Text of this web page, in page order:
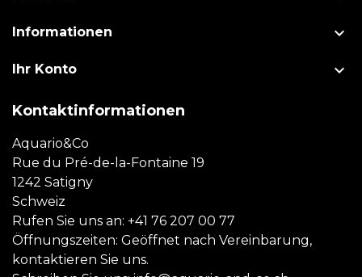
Informationen 
Ihr Konto 
Kontaktinformationen
Aquario&Co
Rue du Pré-de-la-Fontaine 19
1242 Satigny
Schweiz
Rufen Sie uns an: +41 76 207 00 77
Öffnungszeiten: Geöffnet nach Vereinbarung,
kontaktieren Sie uns.